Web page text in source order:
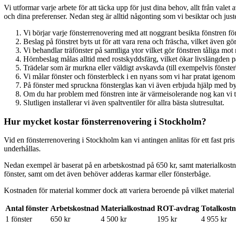
Vi utformar varje arbete för att täcka upp för just dina behov, allt från
och dina preferenser. Nedan steg är alltid någonting som vi besiktar och
Vi börjar varje fönsterrenovering med att noggrant besikta fönstren
Beslag på fönstret byts ut för att vara rena och fräscha, vilket även
Vi behandlar träfönster på samtliga ytor vilket gör fönstren tåliga mot
Hörnbeslag målas alltid med rostskyddsfärg, vilket ökar livslängden
Trädelar som är murkna eller väldigt avskavda (till exempelvis
Vi målar fönster och fönsterbleck i en nyans som vi har pratat
På fönster med spruckna fönsterglas kan vi även erbjuda hjälp med
Om du har problem med fönstren inte är värmeisolerande nog kan vi
Slutligen installerar vi även spaltventiler för allra bästa slutresultat.
Hur mycket kostar fönsterrenovering i Stockholm?
Vid en fönsterrenovering i Stockholm kan vi antingen anlitas för ett fast
underhållas.
Nedan exempel är baserat på en arbetskostnad på 650 kr, samt
fönster, samt om det även behöver adderas karmar eller fönsterbåge.
Kostnaden för material kommer dock att variera beroende på vilket
Antal fönster Arbetskostnad Materialkostnad ROT-avdrag
1 fönster
650 kr 4 500 kr 195 kr
4 955 kr